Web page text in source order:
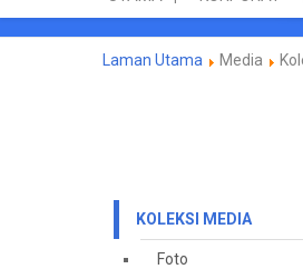
Laman Utama Media
KOLEKSI MEDIA
Foto